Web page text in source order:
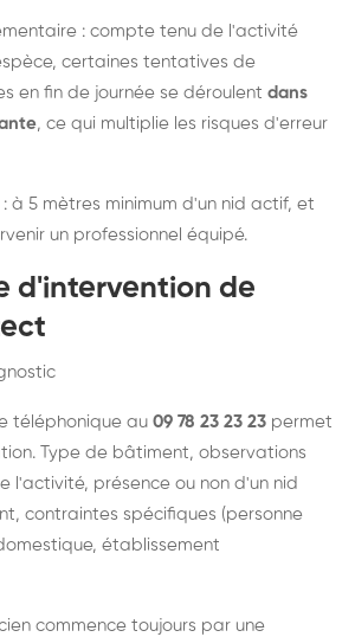
: compte tenu de l'activité
certaines tentatives de
en fin de journée se déroulent dans
, ce qui multiplie les risques d'erreur
à 5 mètres minimum d'un nid actif, et
un professionnel équipé.
d'intervention de
téléphonique au 09 78 23 23 23 permet
Type de bâtiment, observations
l'activité, présence ou non d'un nid
contraintes spécifiques (personne
établissement
commence toujours par une